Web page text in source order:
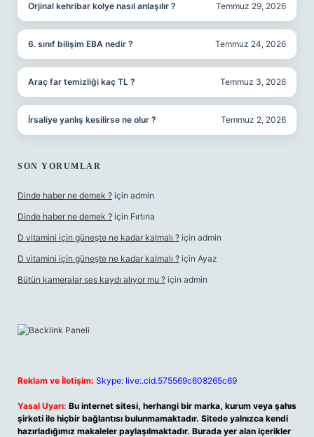
Orjinal kehribar kolye nasıl anlaşılır ? Temmuz 29, 2026
6. sınıf bilişim EBA nedir ? Temmuz 24, 2026
Araç far temizliği kaç TL ? Temmuz 3, 2026
İrsaliye yanlış kesilirse ne olur ? Temmuz 2, 2026
SON YORUMLAR
Dinde haber ne demek ? için admin
Dinde haber ne demek ? için Fırtına
D vitamini için güneşte ne kadar kalmalı ? için admin
D vitamini için güneşte ne kadar kalmalı ? için Ayaz
Bütün kameralar ses kaydı alıyor mu ? için admin
Reklam ve İletişim: Skype: live:.cid.575569c608265c69
Yasal Uyarı: Bu internet sitesi, herhangi bir marka, kurum veya şahıs
şirketi ile hiçbir bağlantısı bulunmamaktadır. Sitede yalnızca kendi
hazırladığımız makaleler paylaşılmaktadır. Burada yer alan içerikler